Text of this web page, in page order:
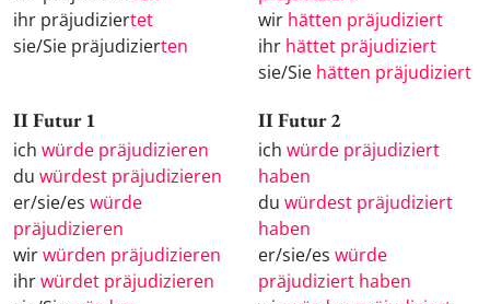
ihr präjudiziertet
sie/Sie präjudizierten
wir hätten präjudiziert
ihr hättet präjudiziert
sie/Sie hätten präjudiziert
II Futur 1
ich würde präjudizieren
du würdest präjudizieren
er/sie/es würde
präjudizieren
wirwürden präjudizieren
ihrwürdet präjudizieren
II Futur 2
ich würde präjudiziert
haben
du würdest präjudiziert
haben
er/sie/es würde
präjudiziert haben